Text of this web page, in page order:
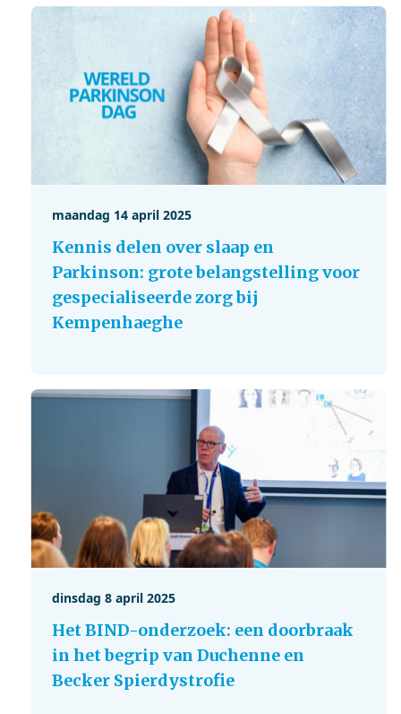
maandag 14 april 2025
Kennis delen over slaap en
Parkinson: grote belangstelling voor
gespecialiseerde zorg bij
Kempenhaeghe
dinsdag 8 april 2025
Het BIND-onderzoek: een doorbraak
in het begrip van Duchenne en
Becker Spierdystrofie